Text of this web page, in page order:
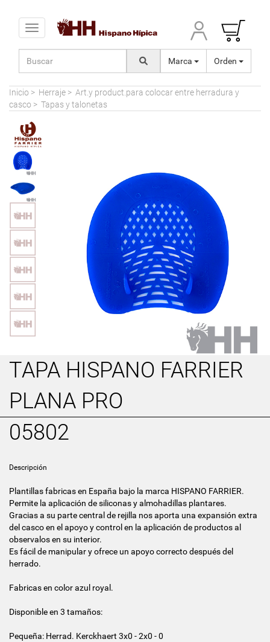
Toggle navigation
Marca Orden
Inicio > Herraje > Art.y product.para colocar entre herradura y
casco > Tapas y talonetas
TAPA HISPANO FARRIER
PLANA PRO
05802
Descripción
Plantillas fabricas en España bajo la marca HISPANO FARRIER.
Permite la aplicación de siliconas y almohadillas plantares.
Gracias a su parte central de rejilla nos aporta una expansión extra
del casco en el apoyo y control en la aplicación de productos al
observalos en su interior.
Es fácil de manipular y ofrece un apoyo correcto después del
herrado.
Fabricas en color azul royal.
Disponible en 3 tamaños:
Pequeña: Herrad. Kerckhaert 3x0 - 2x0 - 0